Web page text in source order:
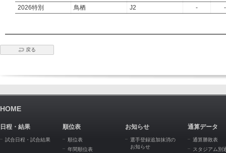
2026特別
鳥栖 J2 - -
戻る
HOME
日程・結果
試合日程・試合結果
順位表
順位表
年間順位表
お知らせ
選手登録追加抹消の
お知らせ
通算データ
通算勝敗表
スタジアム別